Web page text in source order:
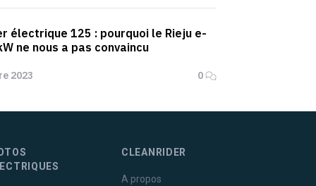
électrique 125 : pourquoi le Rieju e-
ne nous a pas convaincu
2023
0
CLEANRIDER
A propos